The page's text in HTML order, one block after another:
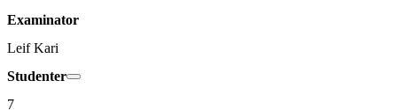
Examinator
Leif Kari
Studenter
7